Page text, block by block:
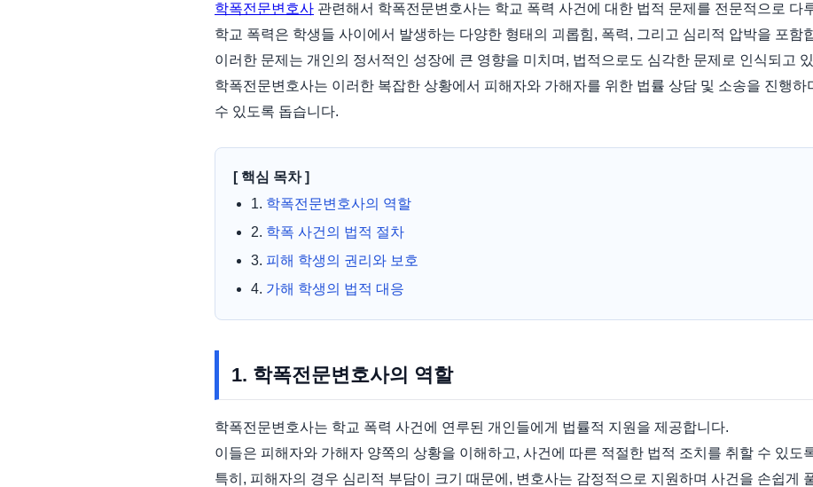
학폭전문변호사 관련해서 학폭전문변호사는 학교 폭력 사건에 대한 법적 문제를 전문적으로 다
학교 폭력은 학생들 사이에서 발생하는 다양한 형태의 괴롭힘, 폭력, 그리고 심리적 압박을 포함
이러한 문제는 개인의 정서적인 성장에 큰 영향을 미치며, 법적으로도 심각한 문제로 인식되고
학폭전문변호사는 이러한 복잡한 상황에서 피해자와 가해자를 위한 법률 상담 및 소송을 진행
수 있도록 돕습니다.
[ 핵심 목차 ]
1. 학폭전문변호사의 역할
2. 학폭 사건의 법적 절차
3. 피해 학생의 권리와 보호
4. 가해 학생의 법적 대응
1. 학폭전문변호사의 역할
학폭전문변호사는 학교 폭력 사건에 연루된 개인들에게 법률적 지원을 제공합니다.
이들은 피해자와 가해자 양쪽의 상황을 이해하고, 사건에 따른 적절한 법적 조치를 취할 수 있도
특히, 피해자의 경우 심리적 부담이 크기 때문에, 변호사는 감정적으로 지원하며 사건을 손쉽게